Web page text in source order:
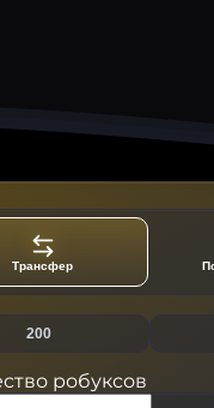
Трансфер
200
робуксов